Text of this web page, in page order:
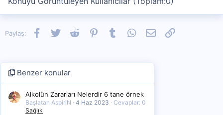
Paylaş: Facebook
TwitterReddit PinterestTumblrWhatsApp
E-postaLink
Benzer konular
Alkolün Zararları Nelerdir 6 tane örnek
Başlatan AspiriN 4 Haz 2023
Cevaplar: 0
Sağlık